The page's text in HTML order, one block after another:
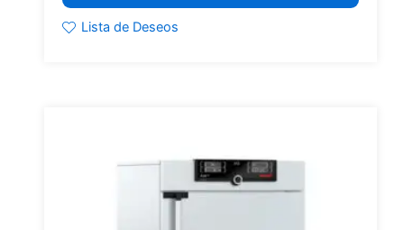
Lista de Deseos